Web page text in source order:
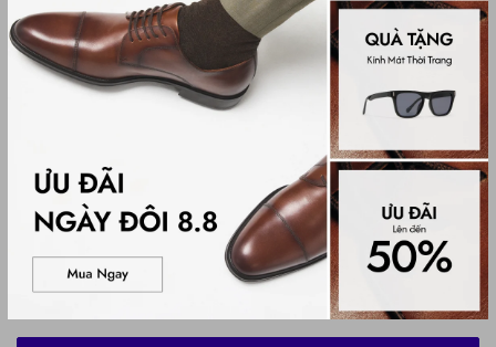
1,950,000₫
Màu sắc BONE
Kích thước
No Size
No Size
Tặng quà khi mua bill từ 1 triệu 8